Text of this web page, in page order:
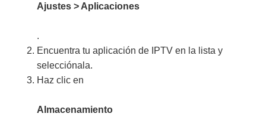
Ajustes > Aplicaciones
.
Encuentra tu aplicación de IPTV en la lista y
selecciónala.
Haz clic en
Almacenamiento